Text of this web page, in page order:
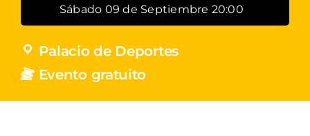
Sábado 09 de Septiembre 20:00
Palacio de Deportes
Evento gratuito